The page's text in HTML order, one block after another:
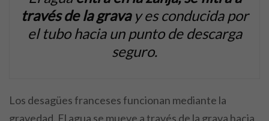
través de la gravay es conducida por
el tubo hacia un punto de descarga
seguro.
Los desagües franceses funcionan mediante la
gravedad. El agua se mueve a través de la grava hacia